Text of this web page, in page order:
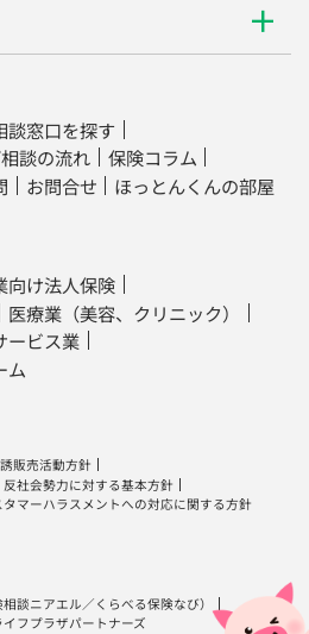
談窓口を探す
談の流れ
保険コラム
お問合せ ほっとんくんの部屋
向け法人保険
医療業（美容、クリニック）
ービス業
ム
販売活動方針
反社会勢力に対する基本方針
タマーハラスメントへの対応に関する方針
相談ニアエル ／ くらべる保険なび）
フプラザパートナーズ